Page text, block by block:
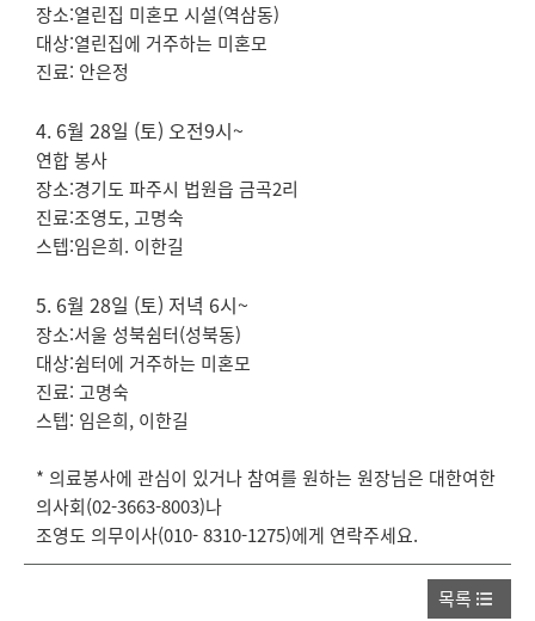
장소:열린집 미혼모 시설(역삼동)
대상:열린집에 거주하는 미혼모
진료: 안은정
4. 6월 28일 (토) 오전9시~
연합 봉사
장소:경기도 파주시 법원읍 금곡2리
진료:조영도, 고명숙
스텝:임은희. 이한길
5. 6월 28일 (토) 저녁 6시~
장소:서울 성북쉼터(성북동)
대상:쉼터에 거주하는 미혼모
진료: 고명숙
스텝: 임은희, 이한길
* 의료봉사에 관심이 있거나 참여를 원하는 원장님은 대한여한
의사회(02-3663-8003)나
조영도 의무이사(010- 8310-1275)에게 연락주세요.
목록